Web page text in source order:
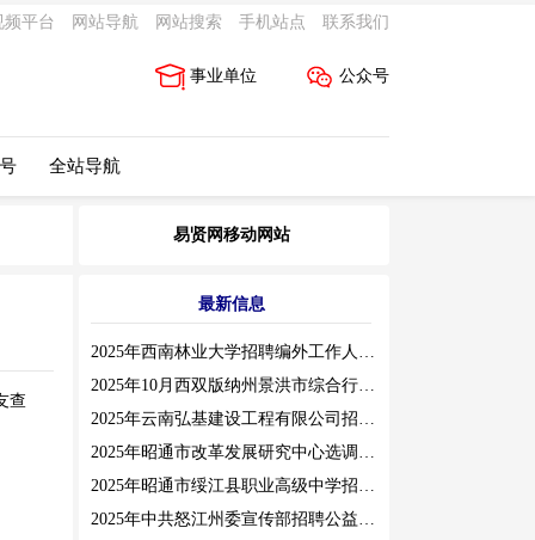
频平台 网站导航 网站搜索 手机站点 联系我们
公众号
事业单位
全站导航
查
易贤网移动网站
最新信息
2025年西南林业大学招聘编外工作人员公告（三）
2025年10月西双版纳州景洪市综合行政执法局招聘人员公告
2025年云南弘基建设工程有限公司招聘公告
2025年昭通市改革发展研究中心选调工作人员职业素质测评通告
2025年昭通市绥江县职业高级中学招聘编外紧缺临聘数学教师公告
2025年中共怒江州委宣传部招聘公益性岗位公告